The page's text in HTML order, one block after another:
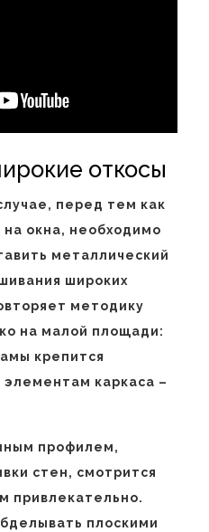
откосы
перед тем как
окна, необходимо
металлический
широких
методику
на малой площади:
крепится
элементам каркаса –
профилем,
стен, смотрится
привлекательно.
плоскими